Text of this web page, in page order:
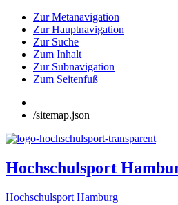
Zur Metanavigation
Zur Hauptnavigation
Zur Suche
Zum Inhalt
Zur Subnavigation
Zum Seitenfuß
/sitemap.json
Hochschulsport
Hochschulsport Hamburg